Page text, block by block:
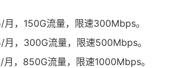
，150G流量，限速300Mbps。
，300G流量，限速500Mbps。
，850G流量，限速1000Mbps。